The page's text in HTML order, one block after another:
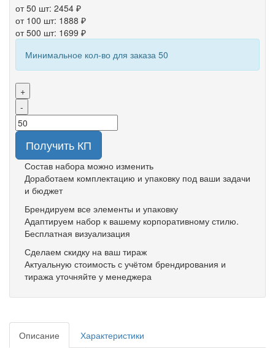
от 50 шт: 2454 ₽
от 100 шт: 1888 ₽
от 500 шт: 1699 ₽
Минимальное кол-во для заказа 50
+
-
Получить КП
Состав набора можно изменить
Доработаем комплектацию и упаковку под ваши задачи
и бюджет
Брендируем все элементы и упаковку
Адаптируем набор к вашему корпоративному стилю.
Бесплатная визуализация
Сделаем скидку на ваш тираж
Актуальную стоимость с учётом брендирования и
тиража уточняйте у менеджера
Описание Характеристики